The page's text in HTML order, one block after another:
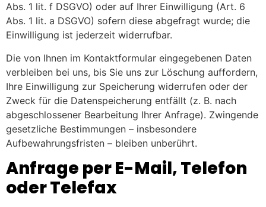
Abs. 1 lit. f DSGVO) oder auf Ihrer Einwilligung (Art. 6
Abs. 1 lit. a DSGVO) sofern diese abgefragt wurde; die
Einwilligung ist jederzeit widerrufbar.
Die von Ihnen im Kontaktformular eingegebenen Daten
verbleiben bei uns, bis Sie uns zur Löschung auffordern,
Ihre Einwilligung zur Speicherung widerrufen oder der
Zweck für die Datenspeicherung entfällt (z. B. nach
abgeschlossener Bearbeitung Ihrer Anfrage). Zwingende
gesetzliche Bestimmungen – insbesondere
Aufbewahrungsfristen – bleiben unberührt.
Anfrage per E-Mail, Telefon
oder Telefax